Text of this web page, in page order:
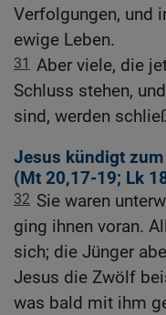
Verfolgungen, und
ewige Leben.
31 Aber viele, die
Schluss stehen,
sind, werden
Jesus kündigt
(Mt 20,17-19; Lk
32 Sie waren
ging ihnen voran.
sich; die Jünger
Jesus die Zwölf
was bald mit ihm